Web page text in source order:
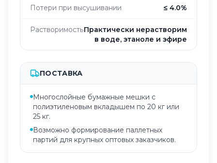
Потери при высушивании ≤ 4.0%
РастворимостьПрактически нерастворим
в воде, этаноле и эфире
ПОСТАВКА
Многослойные бумажные мешки с
полиэтиленовым вкладышем по 20 кг или
25 кг.
Возможно формирование паллетных
партий для крупных оптовых заказчиков.